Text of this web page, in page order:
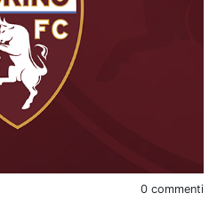
0 commenti